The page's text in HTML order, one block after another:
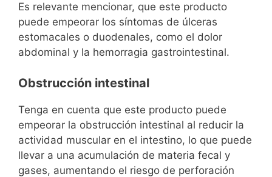
Es relevante mencionar, que este producto
puede empeorar los síntomas de úlceras
estomacales o duodenales, como el dolor
abdominal y la hemorragia gastrointestinal.
Obstrucción intestinal
Tenga en cuenta que este producto puede
empeorar la obstrucción intestinal al reducir la
actividad muscular en el intestino, lo que puede
llevar a una acumulación de materia fecal y
gases, aumentando el riesgo de perforación